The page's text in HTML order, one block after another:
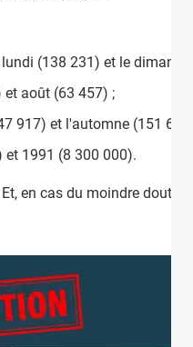
(138 231) et le
août (63 457) ;
917) et l'automne (151 668) ;
et 1991 (8 300 000).
en cas du moindre doute,